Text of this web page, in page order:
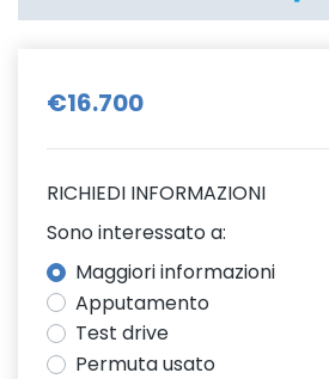
€16.700
RICHIEDI INFORMAZIONI
Sono interessato a:
Maggiori informazioni
Apputamento
Test drive
Permuta usato